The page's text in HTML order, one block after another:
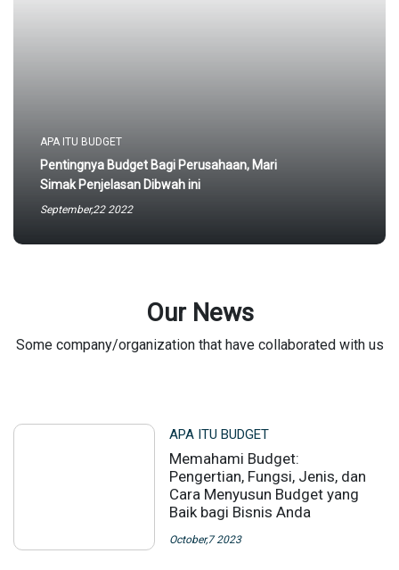
APA ITU BUDGET
Pentingnya Budget Bagi Perusahaan, Mari
Simak Penjelasan Dibwah ini
September,22 2022
Our News
Some company/organization that have collaborated with us
APA ITU BUDGET
Memahami Budget:
Pengertian, Fungsi, Jenis, dan
Cara Menyusun Budget yang
Baik bagi Bisnis Anda
October,7 2023